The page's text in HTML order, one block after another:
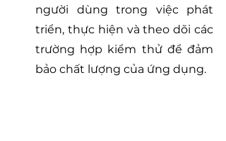
người dùng trong việc phát
triển, thực hiện và theo dõi các
trường hợp kiểm thử để đảm
bảo chất lượng của ứng dụng.